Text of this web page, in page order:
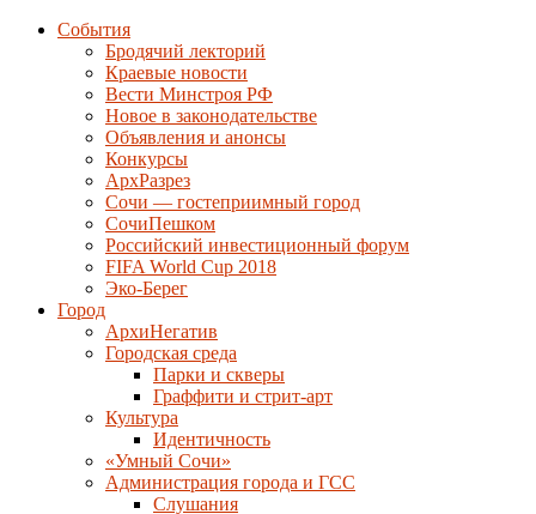
События
Бродячий лекторий
Краевые новости
Вести Минстроя РФ
Новое в законодательстве
Объявления и анонсы
Конкурсы
АрхРазрез
Сочи — гостеприимный город
СочиПешком
Российский инвестиционный форум
FIFA World Cup 2018
Эко-Берег
Город
АрхиНегатив
Городская среда
Парки и скверы
Граффити и стрит-арт
Культура
Идентичность
«Умный Сочи»
Администрация города и ГСС
Слушания